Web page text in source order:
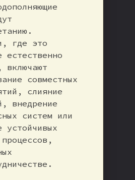
где это
естественно
включают
совместных
слияние
внедрение
систем или
устойчивых